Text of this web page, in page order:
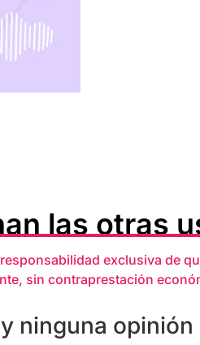
las otras
exclusiva de
sin contraprestación
ninguna opinión